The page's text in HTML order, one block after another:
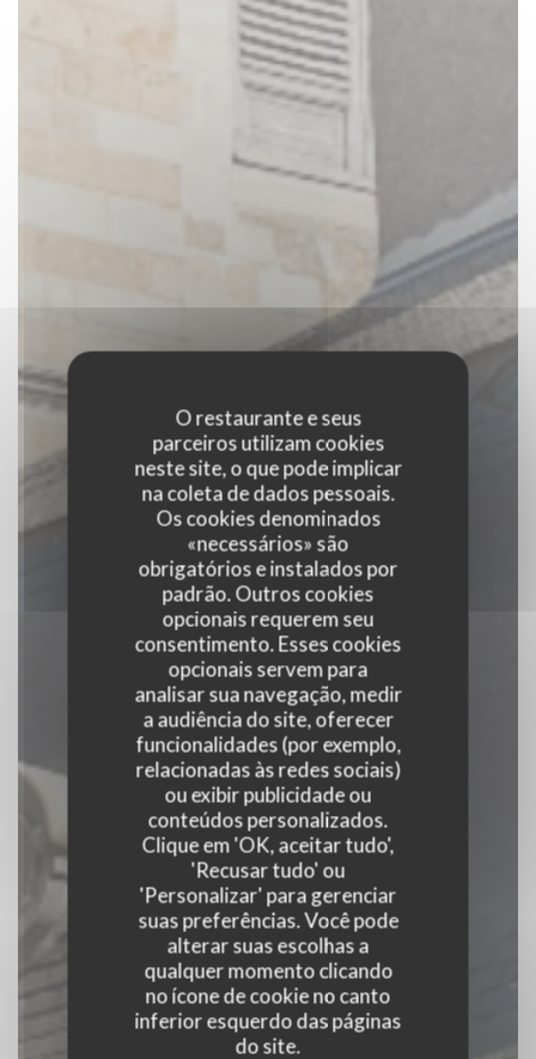
O restaurante e seus
parceiros utilizam cookies
neste site, o que pode implicar
na coleta de dados pessoais.
Os cookies denominados
«necessários» são
obrigatórios e instalados por
padrão. Outros cookies
opcionais requerem seu
consentimento. Esses cookies
opcionais servem para
analisar sua navegação, medir
a audiência do site, oferecer
funcionalidades (por exemplo,
relacionadas às redes sociais)
ou exibir publicidade ou
conteúdos personalizados.
Clique em 'OK, aceitar tudo',
'Recusar tudo' ou
'Personalizar' para gerenciar
suas preferências. Você pode
alterar suas escolhas a
qualquer momento clicando
no ícone de cookie no canto
inferior esquerdo das páginas
do site.
Bistrot Cocagne
| RENNES
RESERVAR UMA MESA